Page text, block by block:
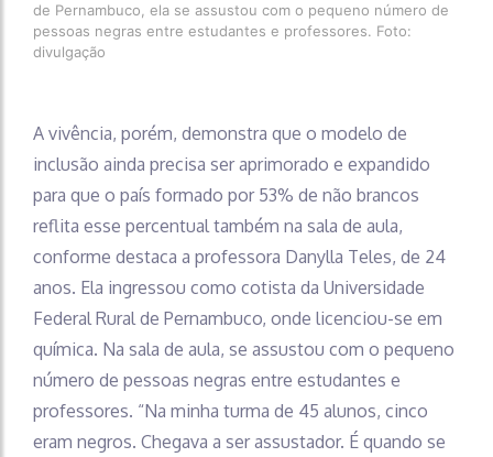
de Pernambuco, ela se assustou com o pequeno número de
pessoas negras entre estudantes e professores. Foto:
divulgação
A vivência, porém, demonstra que o modelo de
inclusão ainda precisa ser aprimorado e expandido
para que o país formado por 53% de não brancos
reflita esse percentual também na sala de aula,
conforme destaca a professora Danylla Teles, de 24
anos. Ela ingressou como cotista da Universidade
Federal Rural de Pernambuco, onde licenciou-se em
química. Na sala de aula, se assustou com o pequeno
número de pessoas negras entre estudantes e
professores. “Na minha turma de 45 alunos, cinco
eram negros. Chegava a ser assustador. É quando se